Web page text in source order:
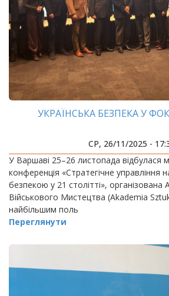
УКРАЇНСЬКА БЕЗПЕКА У
СР, 26/11/2025 -
У Варшаві 25–26 листопада відбулася
конференція «Стратегічне управління
безпекою у 21 столітті», організована
Військового Мистецтва (Akademia
найбільшим поль
Переглянути